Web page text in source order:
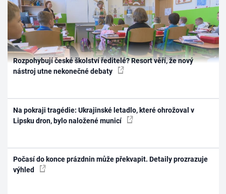
Rozpohybují české školství ředitelé? Resort věří, že nový
nástroj utne nekonečné debaty
Na pokraji tragédie: Ukrajinské letadlo, které ohrožoval v
Lipsku dron, bylo naložené municí
Počasí do konce prázdnin může překvapit. Detaily prozrazuje
výhled